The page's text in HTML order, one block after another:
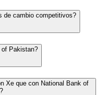
de cambio competitivos?
Pakistan?
Xe que con National Bank of